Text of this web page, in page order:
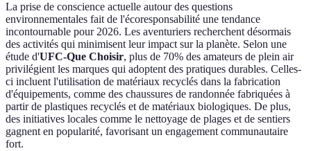
La prise de conscience actuelle autour des questions
environnementales fait de l'écoresponsabilité une tendance
incontournable pour 2026. Les aventuriers recherchent désormais
des activités qui minimisent leur impact sur la planète. Selon une
étude d'UFC-Que Choisir, plus de 70% des amateurs de plein air
privilégient les marques qui adoptent des pratiques durables. Celles-
ci incluent l'utilisation de matériaux recyclés dans la fabrication
d'équipements, comme des chaussures de randonnée fabriquées à
partir de plastiques recyclés et de matériaux biologiques. De plus,
des initiatives locales comme le nettoyage de plages et de sentiers
gagnent en popularité, favorisant un engagement communautaire
fort.